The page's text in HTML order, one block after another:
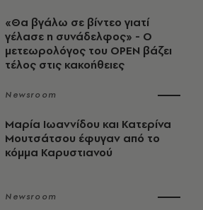
«Θα βγάλω σε βίντεο γιατί
γέλασε η συνάδελφος» - Ο
μετεωρολόγος του OPEN βάζει
τέλος στις κακοήθειες
Newsroom
Μαρία Ιωαννίδου και Κατερίνα
Μουτσάτσου έφυγαν από το
κόμμα Καρυστιανού
Newsroom